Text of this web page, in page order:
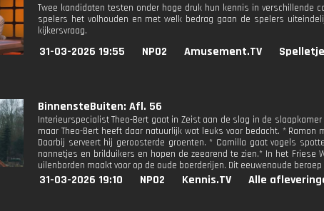
Twee kandidaten testen onder hoge druk hun kennis in verschillende
spelers het volhouden en met welk bedrag gaan de spelers
kijkersvraag.
31-03-2026 19:55 NPO2 Amusement.TV
BinnensteBuiten: Afl. 56
Interieurspecialist Theo-Bert gaat in Zeist aan de slag in de
maar Theo-Bert heeft daar natuurlijk wat leuks voor bedacht. *
Daarbij serveert hij geroosterde groenten. * Camilla gaat vogels
nonnetjes en brilduikers en hopen de zeearend te zien.* In het
uilenborden maakt voor op de oude boerderijen. Dit eeuwenoude
31-03-2026 19:10 NPO2 Kennis.TV Alle